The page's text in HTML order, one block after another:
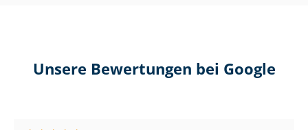
Unsere Bewertungen bei Google